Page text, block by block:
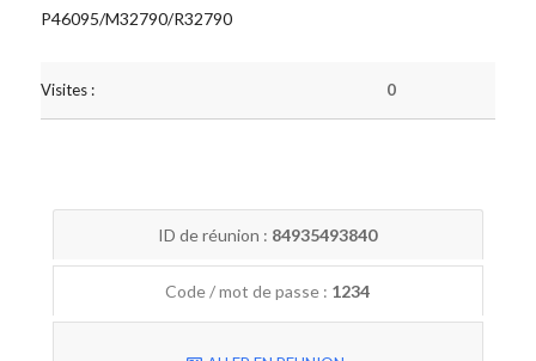
P46095/M32790/R32790
Visites : 0
ID de réunion : 84935493840
Code / mot de passe : 1234